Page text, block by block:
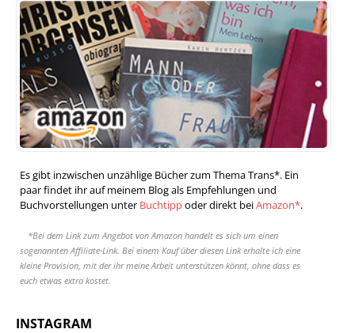
Es gibt inzwischen unzählige Bücher zum Thema Trans*. Ein
paar findet ihr auf meinem Blog als Empfehlungen und
Buchvorstellungen unter Buchtippoder direkt beiAmazon*.
*Bei dem Link zum Angebot von Amazon handelt es sich um einen
sogenannten Affiliate-Link. Bei einem Kauf über diesen Link erhalte ich eine
kleine Provision, mit der ihr meine Arbeit unterstützen könnt, ohne dass es
euch etwas extra kostet.
INSTAGRAM